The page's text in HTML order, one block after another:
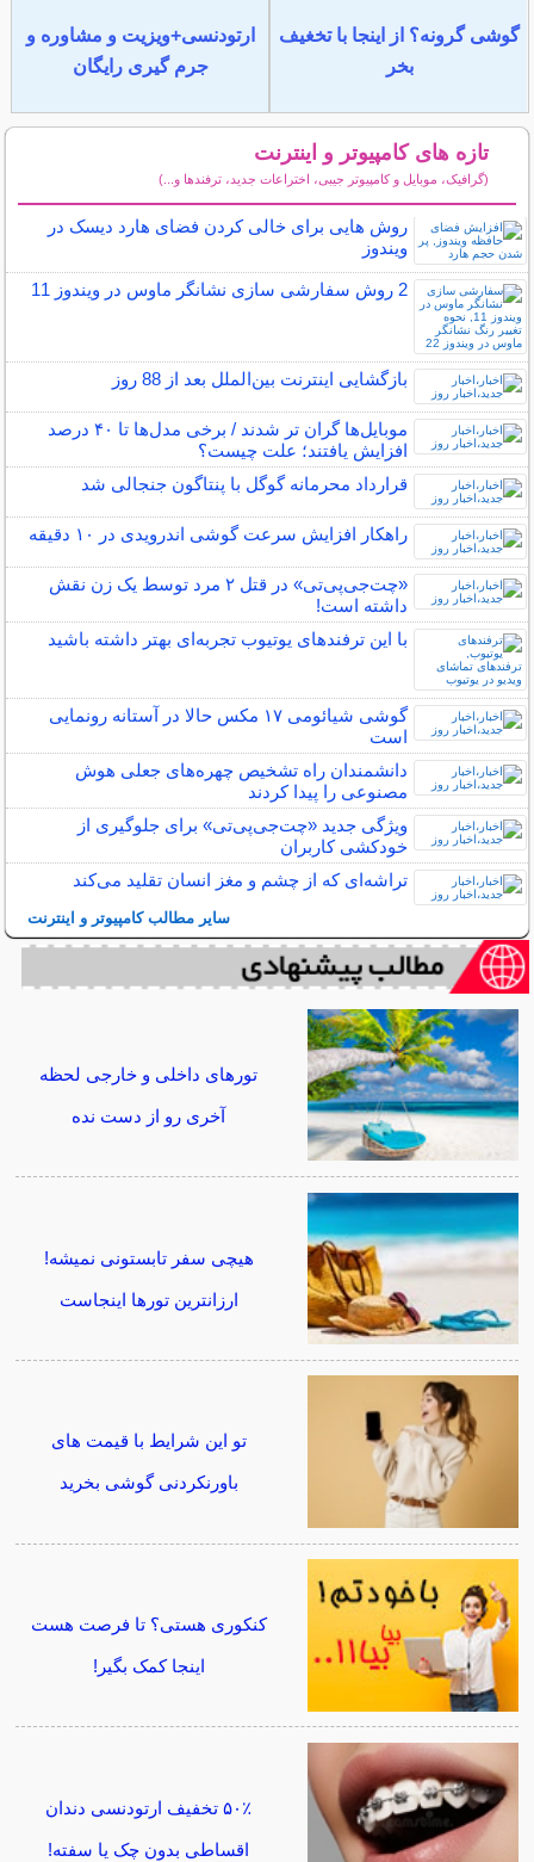
گوشی گرونه؟ از اینجا با تخغیف
بخر
ارتودنسی+ویزیت و مشاوره و
جرم گیری رایگان
تازه های کامپیوتر و اینترنت
(گرافیک، موبایل و کامپیوتر جیبی، اختراعات جدید، ترفندها و...)
روش هایی برای خالی کردن فضای هارد دیسک در
ویندوز
2 روش سفارشی سازی نشانگر ماوس در ویندوز 11
بازگشایی اینترنت بین‌الملل بعد از 88 روز
موبایل‌ها گران تر شدند / برخی مدل‌ها تا ۴۰ درصد
افزایش یافتند؛ علت چیست؟
قرارداد محرمانه گوگل با پنتاگون جنجالی شد
راهکار افزایش سرعت گوشی اندرویدی در ۱۰ دقیقه
«چت‌جی‌پی‌تی» در قتل ۲ مرد توسط یک زن نقش
داشته است!
با این ترفندهای یوتیوب تجربه‌ای بهتر داشته باشید
گوشی شیائومی ۱۷ مکس حالا در آستانه رونمایی
است
دانشمندان راه تشخیص چهره‌های جعلی هوش
مصنوعی را پیدا کردند
ویژگی جدید «چت‌جی‌پی‌تی» برای جلوگیری از
خودکشی کاربران
تراشه‌ای که از چشم و مغز انسان تقلید می‌کند
سایر مطالب کامپیوتر و اینترنت
تورهای داخلی و خارجی لحظه
آخری رو از دست نده
هیچی سفر تابستونی نمیشه!
ارزانترین تورها اینجاست
تو این شرایط با قیمت های
باورنکردنی گوشی بخرید
کنکوری هستی؟ تا فرصت هست
اینجا کمک بگیر!
۵۰٪ تخفیف ارتودنسی دندان
اقساطی بدون چک یا سفته!